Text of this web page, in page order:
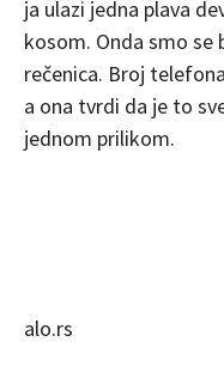
ja ulazi jedna plava
kosom. Onda smo se
rečenica. Broj
a ona tvrdi da je to
jednom prilikom.
alo.rs